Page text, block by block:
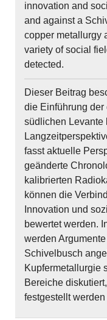
innovation and
and against a
copper metallurgy
variety of social
detected.
Dieser Beitrag
die Einführung
südlichen Levante
fasst aktuelle
geänderte
kalibrierten
können die
Innovation und
bewertet werden.
werden
Schivelbusch
Kupfermetallurgie
Bereiche
festgestellt